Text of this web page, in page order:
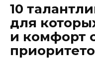
10
для
и комфорт